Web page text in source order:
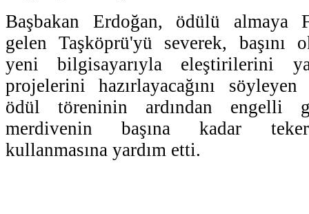
Başbakan Erdoğan, ödülü almaya
gelen Taşköprü'yü severek, başını
yeni bilgisayarıyla eleştirilerini
projelerini hazırlayacağını
ödül töreninin ardından engelli
merdivenin başına kadar
kullanmasına yardım etti.